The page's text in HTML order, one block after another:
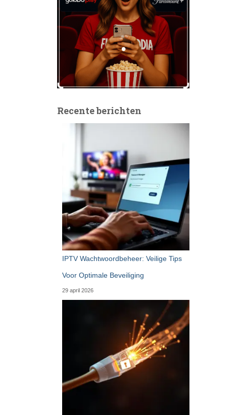
Recente berichten
IPTV Wachtwoordbeheer: Veilige Tips
Voor Optimale Beveiliging
29 april 2026